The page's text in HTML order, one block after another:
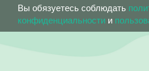
Вы обязуетесь соблюдать
конфиденциальности и